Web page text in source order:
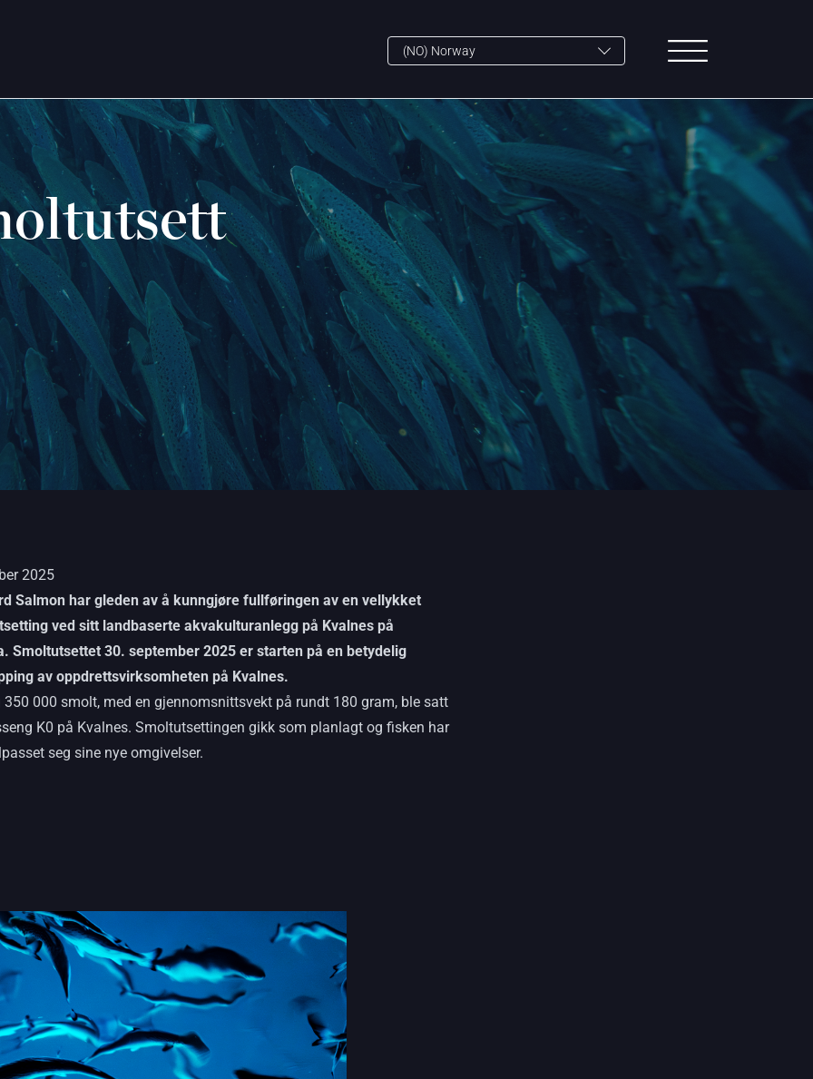
2025
Salmon har gleden av å kunngjøre fullføringen av en vellykket
ved sitt landbaserte akvakulturanlegg på Kvalnes på
Smoltutsettet 30. september 2025 er starten på en betydelig
av oppdrettsvirksomheten på Kvalnes.
350 000 smolt, med en gjennomsnittsvekt på rundt 180 gram, ble satt
K0 på Kvalnes. Smoltutsettingen gikk som planlagt og fisken har
seg sine nye omgivelser.